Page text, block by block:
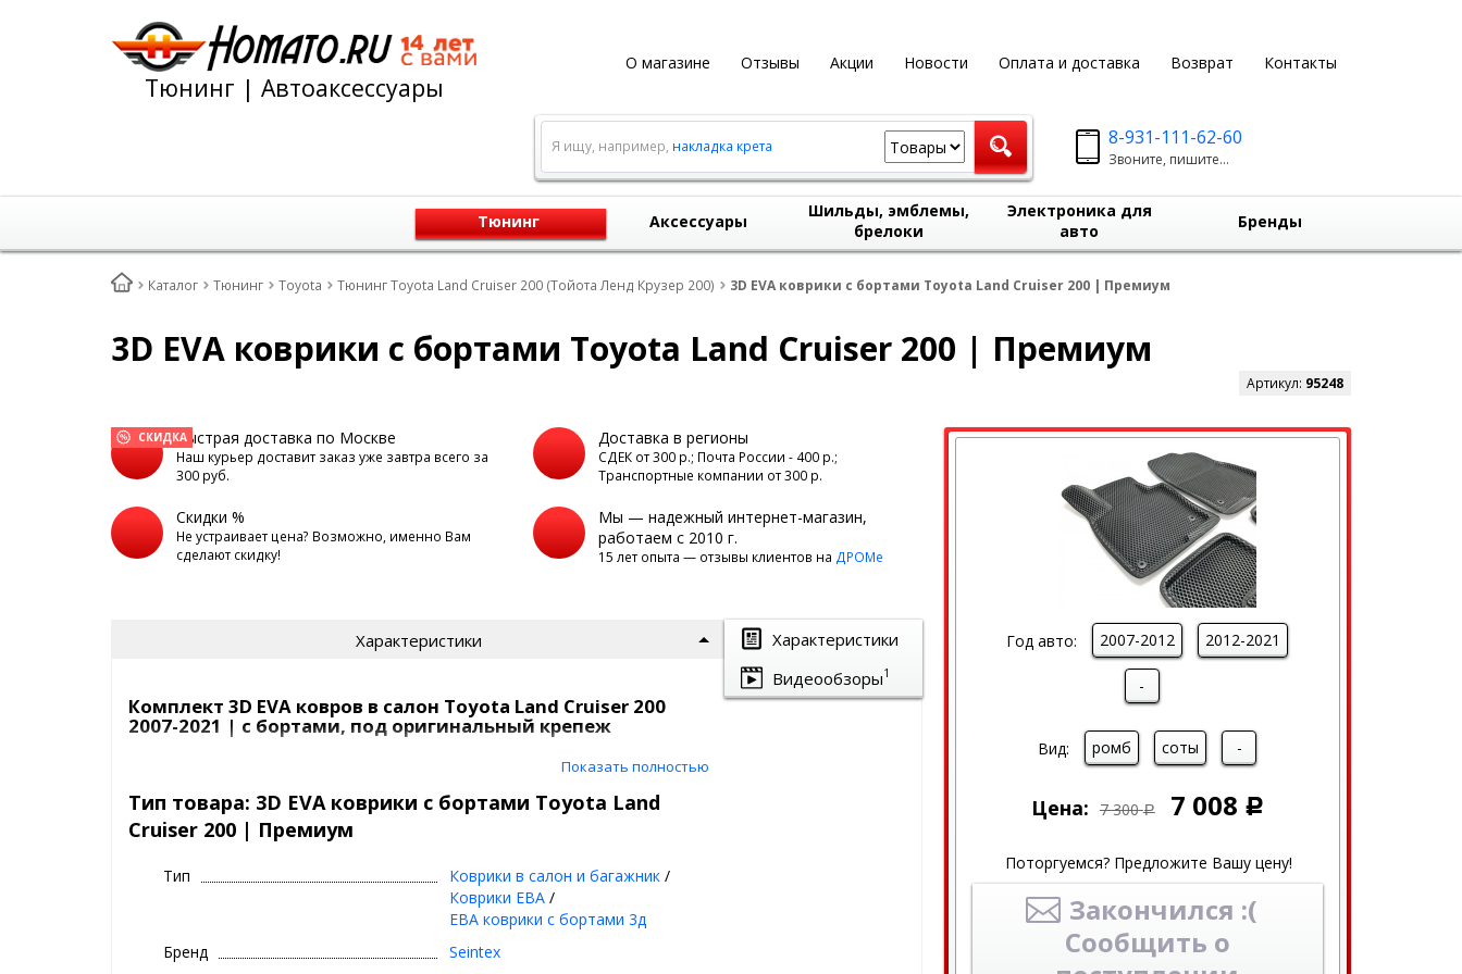
О магазине Отзывы Акции Новости Оплата и доставка Возврат Контакты
Тюнинг | Автоаксессуары
8-931-111-62-60
Звоните, пишите...
Я ищу, например, накладка крета
Тюнинг Аксессуары
Шильды, эмблемы,
брелоки
Электроника для
авто
Бренды
Каталог Тюнинг Toyota Тюнинг Toyota Land Cruiser 200 (Тойота Ленд Крузер 200) 3D EVA коврики с бортами Toyota Land Cruiser 200 | Премиум
3D EVA коврики с бортами Toyota Land Cruiser 200 | Премиум
Артикул: 95248
СКИДКА
Год авто: 2007-2012 2012-2021
-
Вид: ромб соты -
Цена: 7 300 Р 7 008 Р
Поторгуемся? Предложите Вашу цену!
Закончился :(
Сообщить о
Быстрая доставка по Москве
Наш курьер доставит заказ уже завтра всего за
300 руб.
Доставка в регионы
СДЕК от 300 р.; Почта России - 400 р.;
Транспортные компании от 300 р.
Скидки %
Не устраивает цена? Возможно, именно Вам
сделают скидку!
Мы — надежный интернет-магазин,
работаем с 2010 г.
15 лет опыта — отзывы клиентов на ДРОМе
Характеристики
Видеообзоры1
Характеристики
Комплект 3D EVA ковров в салон Toyota Land Cruiser 200
2007-2021 | с бортами, под оригинальный крепеж
3D EVA коврики в машину с высокими бортиками |
Seintex
⊕ высокие бортики
крепеж, идельно повторяют геометрию пола авто
⊕ используются каждый день круглый год - лето, осень,
зима, весна
⊕ ЭВА материал - имеет дизайн ромб или соты, благодаря
Показать полностью
Тип товара: 3D EVA коврики с бортами Toyota Land
Cruiser 200 | Премиум
Тип Коврики в салон и багажник /
Коврики ЕВА /
ЕВА коврики с бортами 3д
Бренд
Seintex